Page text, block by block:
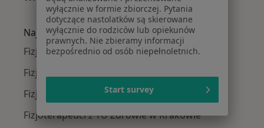
Więcej w kategorii: Najczęście leczone
Najpopularniejsze ubezpieczenia
Fizjoterapeuci z Allianz w Krakowie
Fizjoterapeuci z Signal Iduna w Krakowie
Fizjoterapeuci z JP MEDICA w Krakowie
Fizjoterapeuci z TU Zdrowie w Krakowie
wyłącznie w formie zbiorczej. Pytania
dotyczące nastolatków są skierowane
wyłącznie do rodziców lub opiekunów
prawnych. Nie zbieramy informacji
bezpośrednio od osób niepełnoletnich.
Start survey